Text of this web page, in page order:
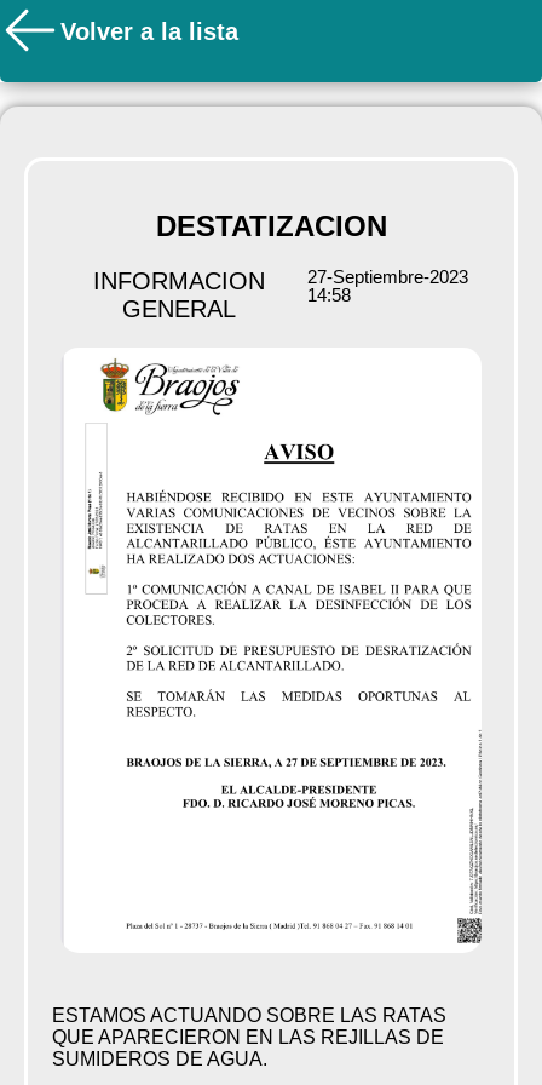
Volver a la lista
DESTATIZACION
INFORMACION
GENERAL
27-Septiembre-2023
14:58
ESTAMOS ACTUANDO SOBRE LAS RATAS
QUE APARECIERON EN LAS REJILLAS DE
SUMIDEROS DE AGUA.